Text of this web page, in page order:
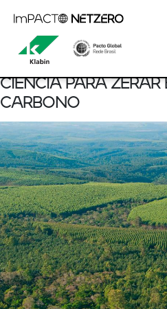
SBTI OFERECE
FERRAMENTAS PARA
ESTABELEÇAM
CIÊNCIA PARA ZERAR
CARBONO